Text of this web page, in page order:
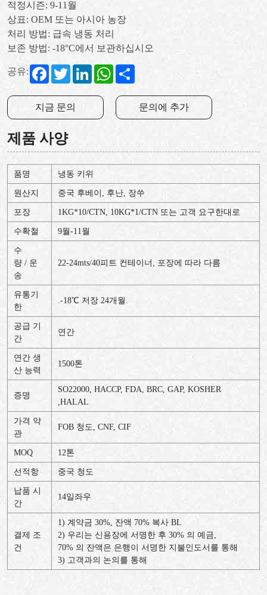
적정시즌: 9-11월
상표: OEM 또는 아시아 농장
처리 방법: 급속 냉동 처리
보존 방법: -18°C에서 보관하십시오
공유: FacebookTwitterLinkedInWhatsApp
지금 문의 문의에 추가
제품 사양
품명 냉동 키위
원산지 중국 후베이, 후난, 장쑤
포장 1KG*10/CTN, 10KG*1/CTN 또는 고객 요구한대로
수확철 9월-11월
수
량 / 운
송
22-24mts/40피트 컨테이너, 포장에 따라 다름
유통기
한
.-18℃ 저장 24개월.
공급 기
간
연간
연간 생
산 능력
1500톤
증명
SO22000, HACCP, FDA, BRC, GAP, KOSHER
,HALAL
가격 약
관
FOB 청도, CNF, CIF
MOQ 12톤
선적항 중국 청도
납품 시
간
14일좌우
결제 조
건
1) 계약금 30%, 잔액 70% 복사 BL
2) 우리는 신용장에 서명한 후 30% 의 예금,
70% 의 잔액은 은행이 서명한 지불인도서를 통해
3) 고객과의 논의를 통해